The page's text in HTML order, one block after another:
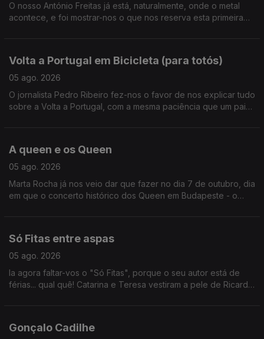
O nosso António Freitas já está, naturalmente, onde o metal
acontece, e foi mostrar-nos o que nos reserva esta primeira
Volta a Portugal em Bicicleta (para totós)
05 ago. 2026
O jornalista Pedro Ribeiro fez-nos o favor de nos explicar tudo
sobre a Volta a Portugal, com a mesma paciência que um pai
A queen e os Queen
05 ago. 2026
Marta Rocha já nos veio dar que fazer no dia 7 de outubro, dia
em que o concerto histórico dos Queen em Budapeste - o
Só Fitas entre aspas
05 ago. 2026
Ia agora faltar-vos o "Só Fitas", porque o seu autor está de
férias... qual quê! Catarina e Teresa vestiram a pele de Ricardo
Gonçalo Cadilhe